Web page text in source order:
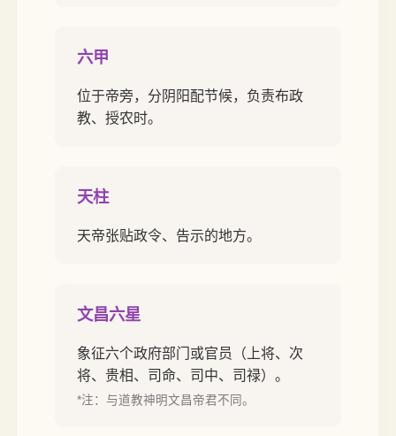
六甲
位于帝旁，分阴阳配节候，负责布政
教、授农时。
天柱
天帝张贴政令、告示的地方。
文昌六星
象征六个政府部门或官员（上将、次
将、贵相、司命、司中、司禄）。
*注：与道教神明文昌帝君不同。